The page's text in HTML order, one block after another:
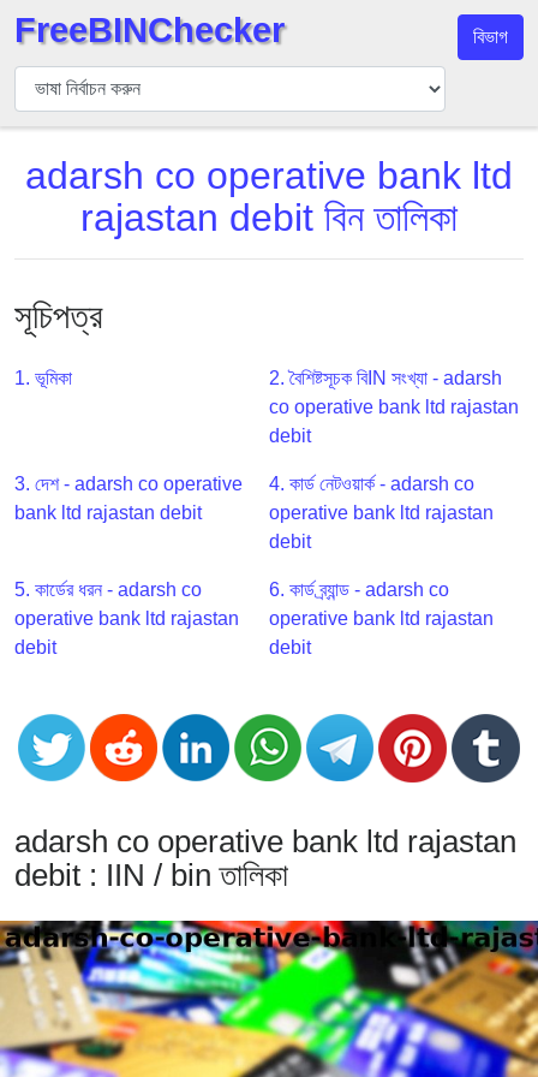
বিন
যাচাইকারী
অনুসন্ধান
এপিআই
Generator
v2
BIN
Generator
from
Banks
Card
Validator
Card
Generator
Random
Credit
Card
Generator
Generate
Credit
FreeBINChecker বিভাগ
adarsh co operative bank ltd
rajastan debit বিন তালিকা
সূচিপত্র
1. ভূমিকা
2. বৈশিষ্টসূচক বিIN সংখ্যা - adarsh
co operative bank ltd rajastan
debit
3. দেশ - adarsh co operative
bank ltd rajastan debit
4. কার্ড নেটওয়ার্ক - adarsh co
operative bank ltd rajastan
debit
5. কার্ডের ধরন - adarsh co
operative bank ltd rajastan
debit
6. কার্ড ব্র্যান্ড - adarsh co
operative bank ltd rajastan
debit
adarsh co operative bank ltd rajastan
debit : IIN / bin তালিকা